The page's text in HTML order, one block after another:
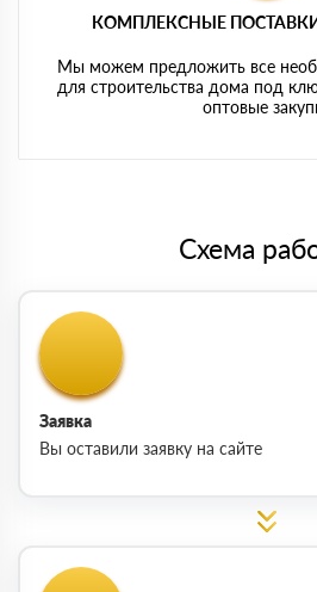
КОМПЛЕКСНЫЕ
Мы можем предложить все
для строительства дома под
оптовые
Схема
Заявка
Вы оставили заявку на сайте